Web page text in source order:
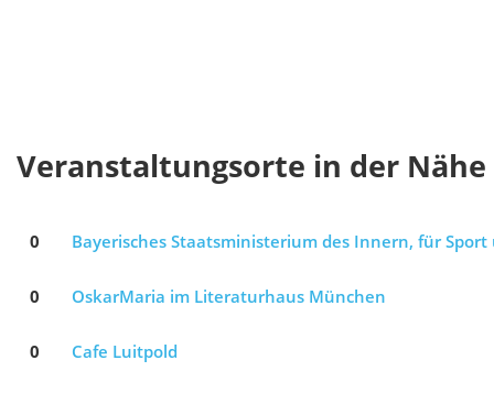
Veranstaltungsorte in der Nähe
0 Bayerisches Staatsministerium des Innern, für
0 OskarMaria im Literaturhaus München
0 Cafe Luitpold